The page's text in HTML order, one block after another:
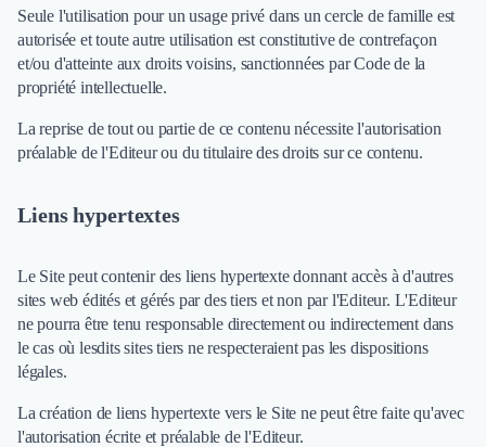
Design Industriel
Packaging & Emballages
Support Client
Téléphonie & Télécommunication
Chatbot
Maintenance et Infogérance
Recherche Utilisateur
Stratégie Digitale
Développement Logiciel
Création de Site Internet
Développement d'Application Mobile
Développement E-commerce
Direction Artistique
Cybersécurité
Seule l'utilisation pour un usage privé dans un cercle de famille est
autorisée et toute autre utilisation est constitutive de contrefaçon
et/ou d'atteinte aux droits voisins, sanctionnées par Code de la
propriété intellectuelle.
La reprise de tout ou partie de ce contenu nécessite l'autorisation
préalable de l'Editeur ou du titulaire des droits sur ce contenu.
Liens hypertextes
Le Site peut contenir des liens hypertexte donnant accès à d'autres
sites web édités et gérés par des tiers et non par l'Editeur. L'Editeur
ne pourra être tenu responsable directement ou indirectement dans
le cas où lesdits sites tiers ne respecteraient pas les dispositions
légales.
La création de liens hypertexte vers le Site ne peut être faite qu'avec
l'autorisation écrite et préalable de l'Editeur.